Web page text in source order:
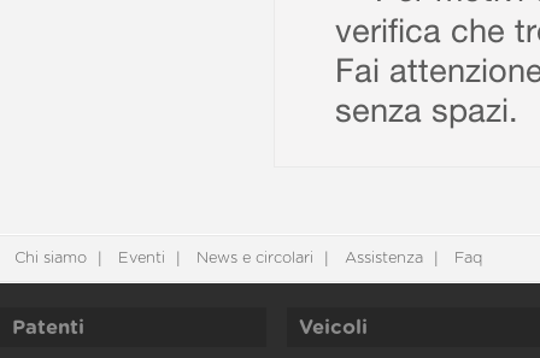
verifica che
Fai
senza spazi.
Chi siamo Eventi News e circolari Assistenza Faq
Patenti Veicoli